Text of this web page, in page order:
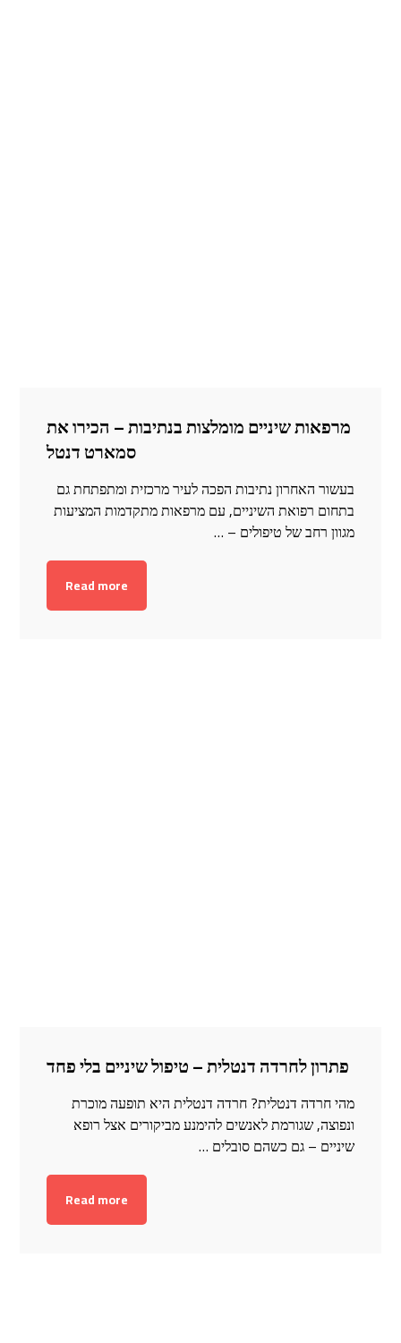
מרפאות שיניים מומלצות בנתיבות – הכירו את
סמארט דנטל
בעשור האחרון נתיבות הפכה לעיר מרכזית ומתפתחת גם
בתחום רפואת השיניים, עם מרפאות מתקדמות המציעות
מגוון רחב של טיפולים – …
Read more
פתרון לחרדה דנטלית – טיפול שיניים בלי פחד
מהי חרדה דנטלית? חרדה דנטלית היא תופעה מוכרת
ונפוצה, שגורמת לאנשים להימנע מביקורים אצל רופא
שיניים – גם כשהם סובלים …
Read more